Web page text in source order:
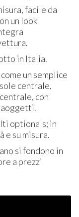
facile da
un look
in Italia.
un semplice
centrale,
con
optionals; in
e su misura.
si fondono in
a prezzi